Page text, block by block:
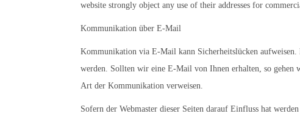
website strongly object any use of their addresses for
Kommunikation über E-Mail
Kommunikation via E-Mail kann Sicherheitslücken
werden. Sollten wir eine E-Mail von Ihnen erhalten, so gehen
Art der Kommunikation verweisen.
Sofern der Webmaster dieser Seiten darauf Einfluss hat